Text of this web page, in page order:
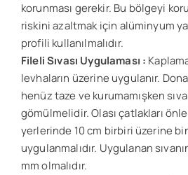
korunması gerekir. Bu bölgeyi
riskini azaltmak için alüminyum
profili kullanılmalıdır.
Fileli Sıvası Uygulaması :
levhaların üzerine uygulanır.
henüz taze ve kurumamışken
gömülmelidir. Olası çatlakları
yerlerinde 10 cm birbiri üzerine
uygulanmalıdır. Uygulanan
mm olmalıdır.